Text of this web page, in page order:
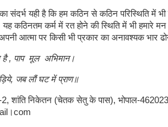
संदर्भ यही है कि हम कठिन से कठिन परिस्थिति में
कठिनतम कर्म में रत होने की स्थिति में भी हमारे
आत्मा पर किसी भी प्रकार का अनावश्यक भार
है, पाप मूल अभिमान।
, जब लौं घट में प्राण॥
2,शांति निकेतन (चेतक सेतु के पास), भोपाल-
।com